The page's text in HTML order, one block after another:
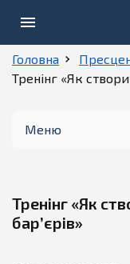
Головна
Тренінг «Як
Меню
Фото
Тренінг «Як
бар’єрів»